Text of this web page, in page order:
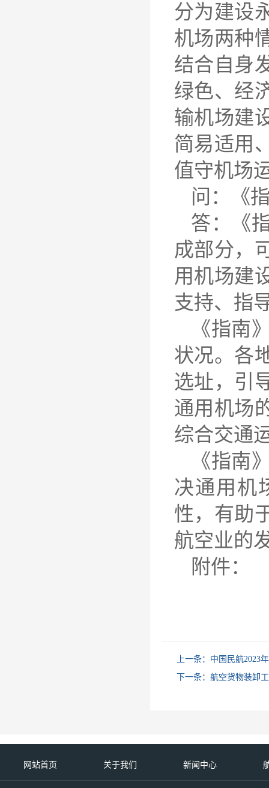
分为建设
机场两种
结合自身
绿色、经
输机场建
简易适用
值守机场
问：《
答：《
成部分，
用机场建
支持、指
《指南
状况。各
选址，引
通用机场
综合交通
《指南
决通用机
性，有助
航空业的
上一条： 中国民航2023
下一条： 航空货物装卸
网站首页 关于我们 新闻中心